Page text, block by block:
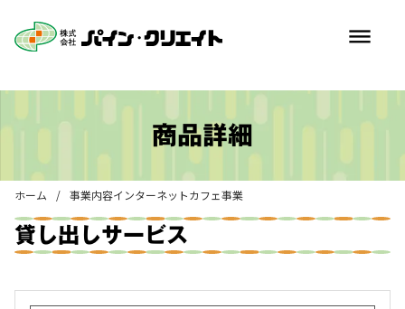
商品詳細
ホーム / 事業内容インターネットカフェ事業
貸し出しサービス
dehaze